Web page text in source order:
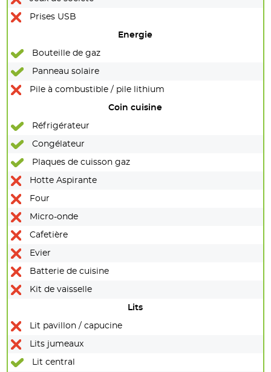
Prises USB
Energie
Bouteille de gaz
Panneau solaire
Pile à combustible / pile lithium
Coin cuisine
Réfrigérateur
Congélateur
Plaques de cuisson gaz
Hotte Aspirante
Four
Micro-onde
Cafetière
Evier
Batterie de cuisine
Kit de vaisselle
Lits
Lit pavillon / capucine
Lits jumeaux
Lit central